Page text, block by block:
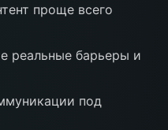
проще всего
реальные барьеры и
под